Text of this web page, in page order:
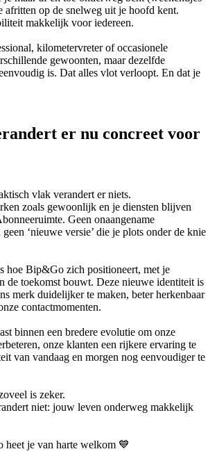
afritten op de snelweg uit je hoofd kent.
makkelijk voor iedereen.
kilometervreter of occasionele
gewoonten, maar dezelfde
is. Dat alles vlot verloopt. En dat je
er nu concreet voor
vlak verandert er niets.
zoals gewoonlijk en je diensten blijven
Geen onaangename
‘nieuwe versie’ die je plots onder de knie
hoe Bip&Go zich positioneert, met je
de toekomst bouwt. Deze nieuwe identiteit is
merk duidelijker te maken, beter herkenbaar
contactmomenten.
binnen een bredere evolutie om onze
onze klanten een rijkere ervaring te
van vandaag en morgen nog eenvoudiger te
is zeker.
niet: jouw leven onderweg makkelijk
je van harte welkom 💙